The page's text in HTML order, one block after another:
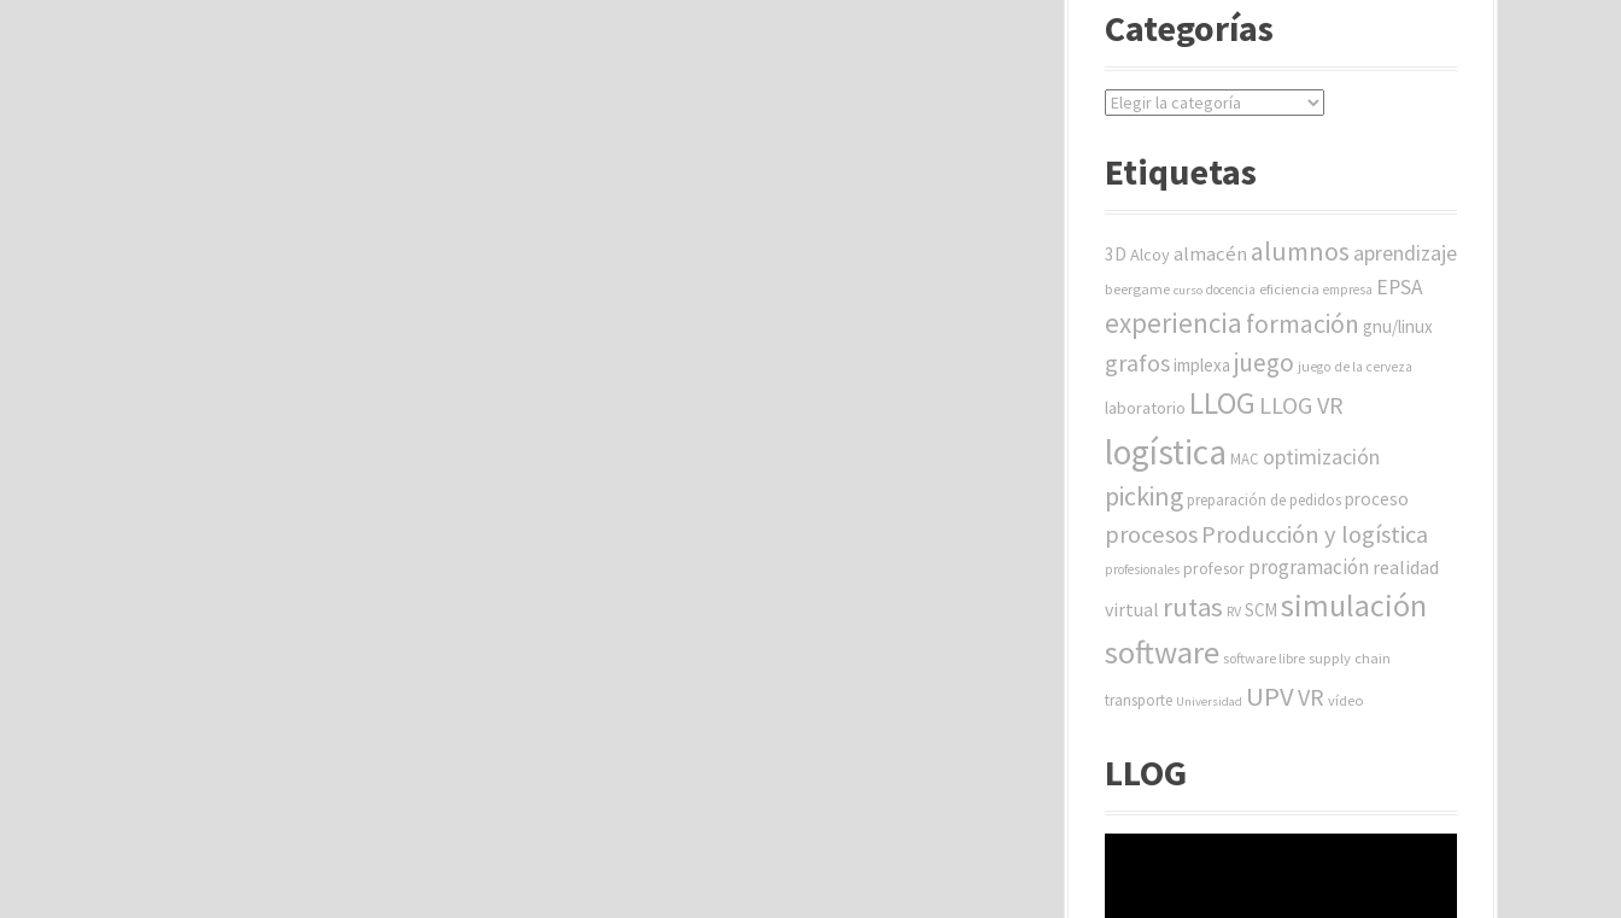
Categorías
C
e
r
s
Etiquetas
3D Alcoy almacén alumnos aprendizaje
beergame curso docencia eficiencia empresa EPSA
experiencia formación gnu/linux
grafos implexa juego juego de la cerveza
laboratorio LLOG LLOG VR
logística MAC optimización
picking preparación de pedidos proceso
procesosProducción y logística
profesionales profesor programación realidad
virtual rutas RV SCM simulación
software software libre supply chain
transporte Universidad UPVVR vídeo
LLOG